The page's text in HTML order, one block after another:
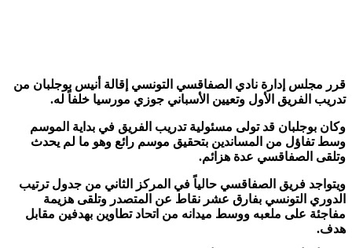
قرر مجلس إدارة نادي الصفاقسي التونسي إقالة أنيس بوجلبان من
تدريب الفريق الأول وتعيين الأسباني جوزي مورسيا خلفاً له.
وكان بوجلبان قد تولى مسئولية تدريب الفريق في بداية الموسم
وسط تفاؤل من المساندين بتحقيق موسم رائع وهو ما لم يحدث
وتلقى الصفاقسي عدة هزائم.
ويتواجد فريق الصفاقسي حالياً في المركز الثاني من جدول ترتيب
الدوري التونسي بفارق عشر نقاط عن المتصدر وتلقى هزيمة
مفاجئة على ملعبه ووسط ميدانه من اتحاد تطاوين بهدفين مقابل
هدف.